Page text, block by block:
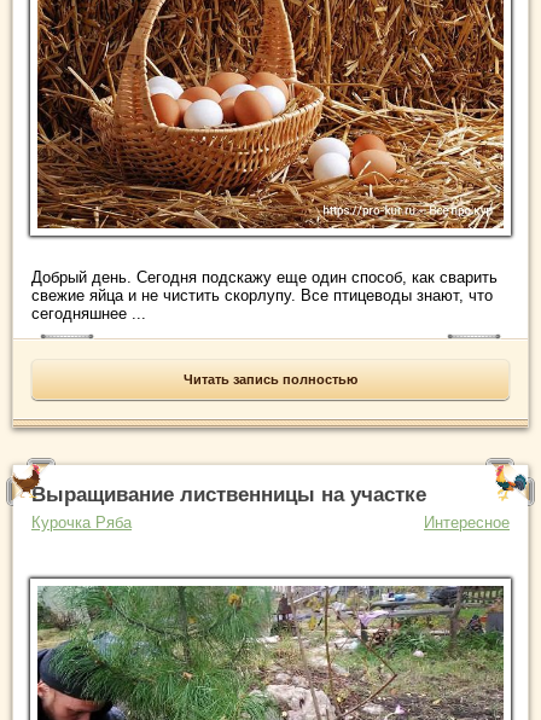
Добрый день. Сегодня подскажу еще один способ, как сварить
свежие яйца и не чистить скорлупу. Все птицеводы знают, что
сегодняшнее ...
Читать запись полностью
Выращивание лиственницы на участке
Курочка Ряба Интересное